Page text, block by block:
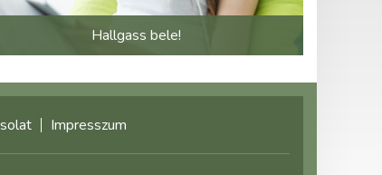
Hallgass bele!
Impresszum